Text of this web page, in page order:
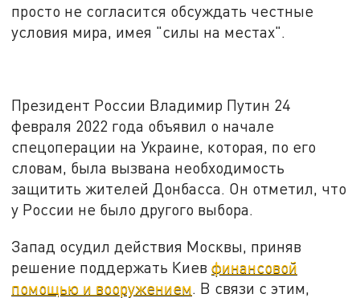
просто не согласится обсуждать честные
условия мира, имея "силы на местах".
Президент России Владимир Путин 24
февраля 2022 года объявил о начале
спецоперации на Украине, которая, по его
словам, была вызвана необходимость
защитить жителей Донбасса. Он отметил, что
у России не было другого выбора.
Запад осудил действия Москвы, приняв
решение поддержать Киевфинансовой
помощью и вооружением. В связи с этим,